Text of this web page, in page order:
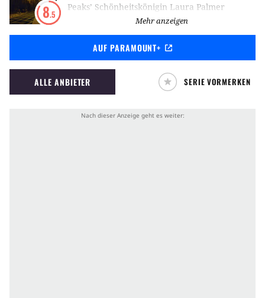
8.5
Peaks’ Schönheitskönigin Laura Palmer
entdeckt Special Agent Cooper, dass die kleine
Stadt übersät ist mit allerlei tödlichen
Geheimnissen. Cooper interpretiert einen
Traum über den Mörder, trinkt Tee mit der
Log Lady, findet im Wald den mysteriösen Ort
eines Verbrechens und ist auserwählt, all den
Mehr anzeigen
AUF PARAMOUNT+
ALLE ANBIETER SERIE VORMERKEN